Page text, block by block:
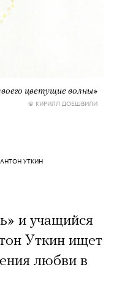
цветущие волны»
© КИРИЛЛ ДОЕШВИЛИ
АНТОН УТКИН
и учащийся
Уткин ищет
любви в